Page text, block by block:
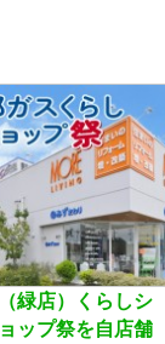
（緑店）くらしシ
ョップ祭を自店舗